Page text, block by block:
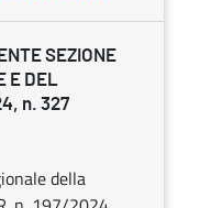
SEZIONE
E DEL
n. 327
della